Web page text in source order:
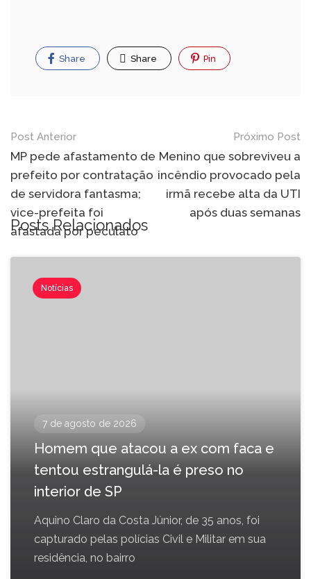
Share Share Pin
Post Anterior
MP pede afastamento de
prefeito por contratação
de servidora fantasma;
vice-prefeita foi
afastada por peculato
Próximo Post
Menino que sobreviveu a
incêndio provocado pela
irmã recebe alta da UTI
após duas semanas
Posts Relacionados
Notícias
7 de agosto de 2026
Homem que atacou a ex com faca e
tentou estrangulá-la é preso no
interior de SP
Aquino Claro da Costa Júnior, de 35 anos, foi
capturado pelas polícias Civil e Militar em sua
residência, no bairro